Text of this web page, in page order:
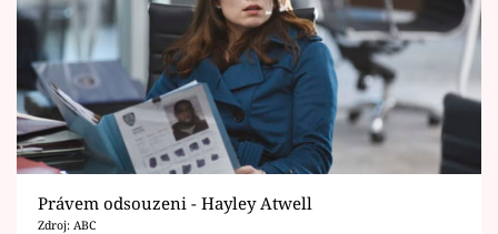
Právem odsouzeni - Hayley Atwell
Zdroj: ABC